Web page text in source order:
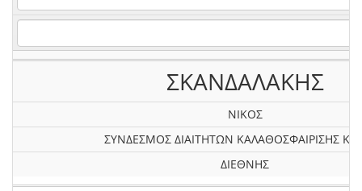
ΣΚΑΝΔΑΛΑΚΗΣ
ΝΙΚΟΣ
ΣΥΝΔΕΣΜΟΣ ΔΙΑΙΤΗΤΩΝ ΚΑΛΑΘΟΣΦΑΙΡΙΣΗΣ
ΔΙΕΘΝΗΣ